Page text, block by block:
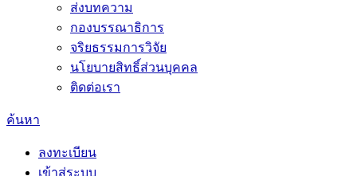
ส่งบทความ
กองบรรณาธิการ
จริยธรรมการวิจัย
นโยบายสิทธิ์ส่วนบุคคล
ติดต่อเรา
ค้นหา
ลงทะเบียน
เข้าสู่ระบบ